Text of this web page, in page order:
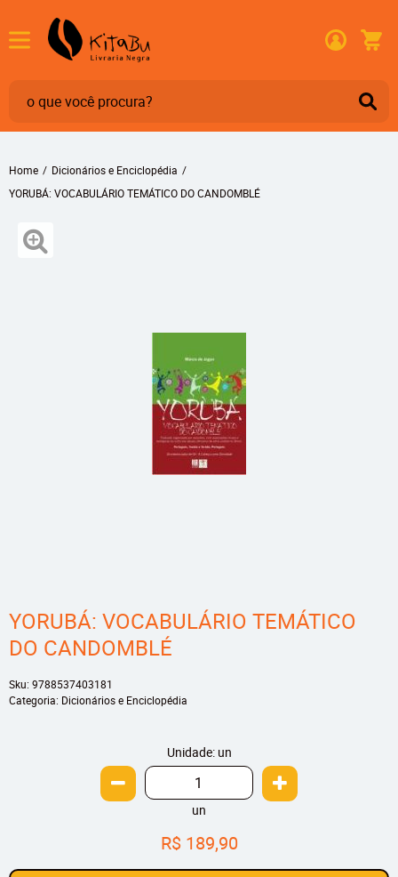
Home
Dicionários e Enciclopédia
YORUBÁ: VOCABULÁRIO TEMÁTICO DO CANDOMBLÉ
YORUBÁ: VOCABULÁRIO TEMÁTICO
DO CANDOMBLÉ
Sku: 9788537403181
Categoria: Dicionários e Enciclopédia
Unidade: un
un
R$ 189,90